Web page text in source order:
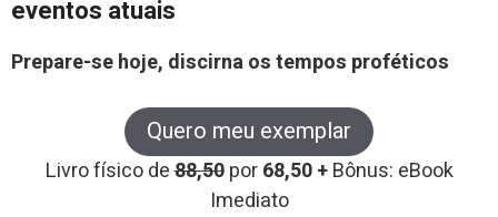
eventos atuais
Prepare-se hoje, discirna os tempos proféticos
Quero meu exemplar
Livro físico de88,50 por68,50 +Bônus: eBook
Imediato